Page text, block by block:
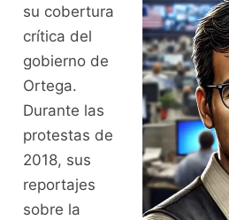
su cobertura
crítica del
gobierno de
Ortega.
Durante las
protestas de
2018, sus
reportajes
sobre la